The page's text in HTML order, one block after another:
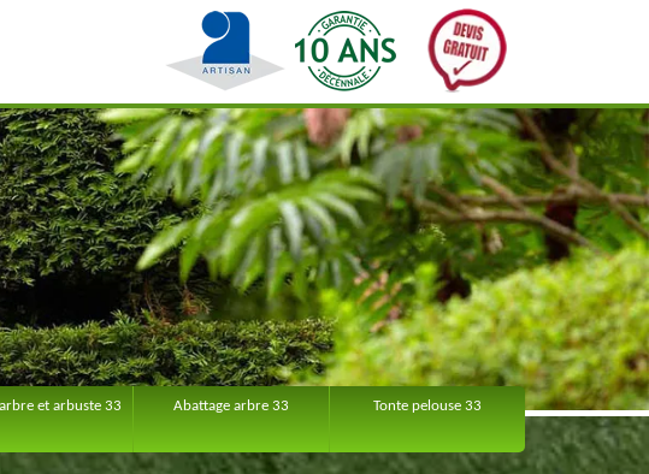
et arbuste 33 Abattage arbre 33 Tonte pelouse 33